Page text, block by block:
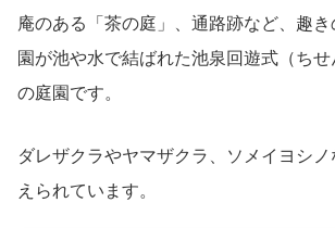
庵のある「茶の庭」、通路跡など、趣
園が池や水で結ばれた池泉回遊式（ちせ
の庭園です。
ダレザクラやヤマザクラ、ソメイヨシ
えられています。